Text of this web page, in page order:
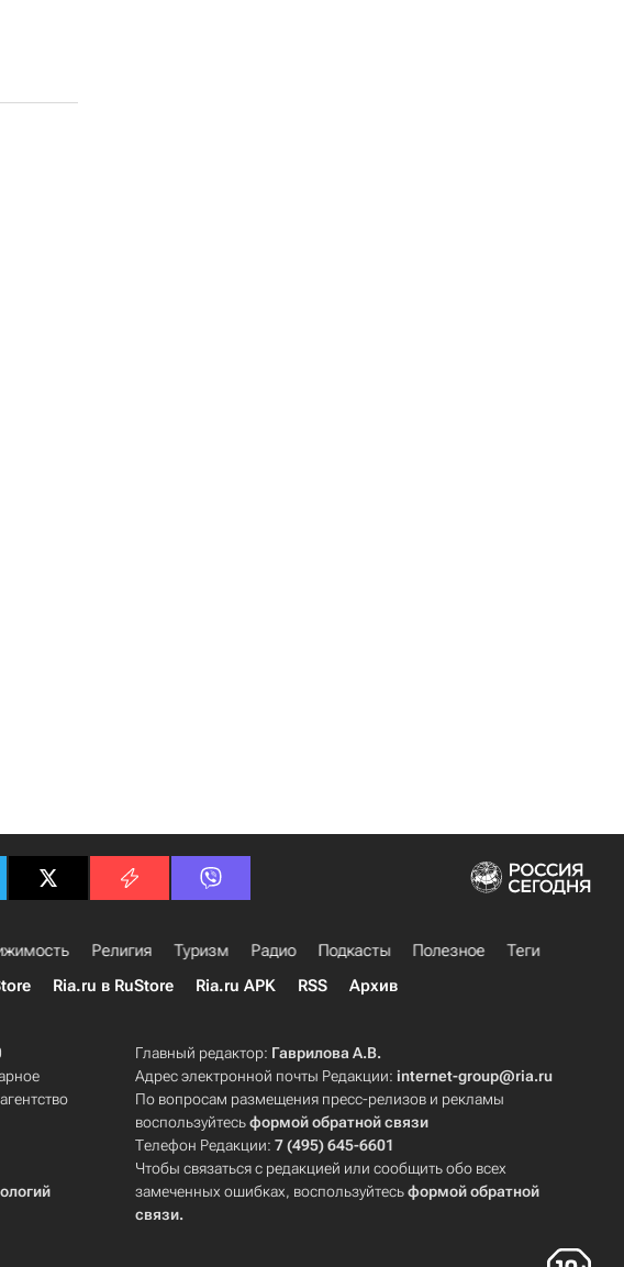
Религия Туризм Радио Подкасты Полезное
Теги
Ria.ru в RuStore Ria.ru APK RSS Архив
Главный редактор: Гаврилова А.В.
Адрес электронной почты Редакции:internet-group@ria.ru
По вопросам размещения пресс-релизов и рекламы
воспользуйтесьформой обратной связи
Телефон Редакции:7 (495) 645-6601
Чтобы связаться с редакцией или сообщить обо всех
замеченных ошибках, воспользуйтесьформой обратной
связи.